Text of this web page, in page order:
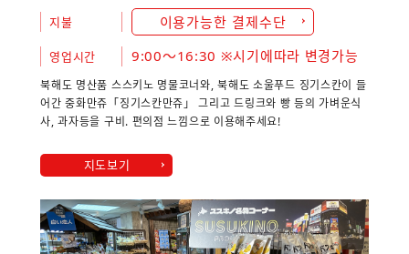
지불 이용가능한 결제수단
영업시간 9:00～16:30 ※시기에따라 변경가능
북해도 명산품 스스키노 명물코너와, 북해도 소울푸드 징기스칸이 들
어간 중화만쥬「징기스칸만쥬」 그리고 드링크와 빵 등의 가벼운식
사, 과자등을 구비. 편의점 느낌으로 이용해주세요!
지도보기